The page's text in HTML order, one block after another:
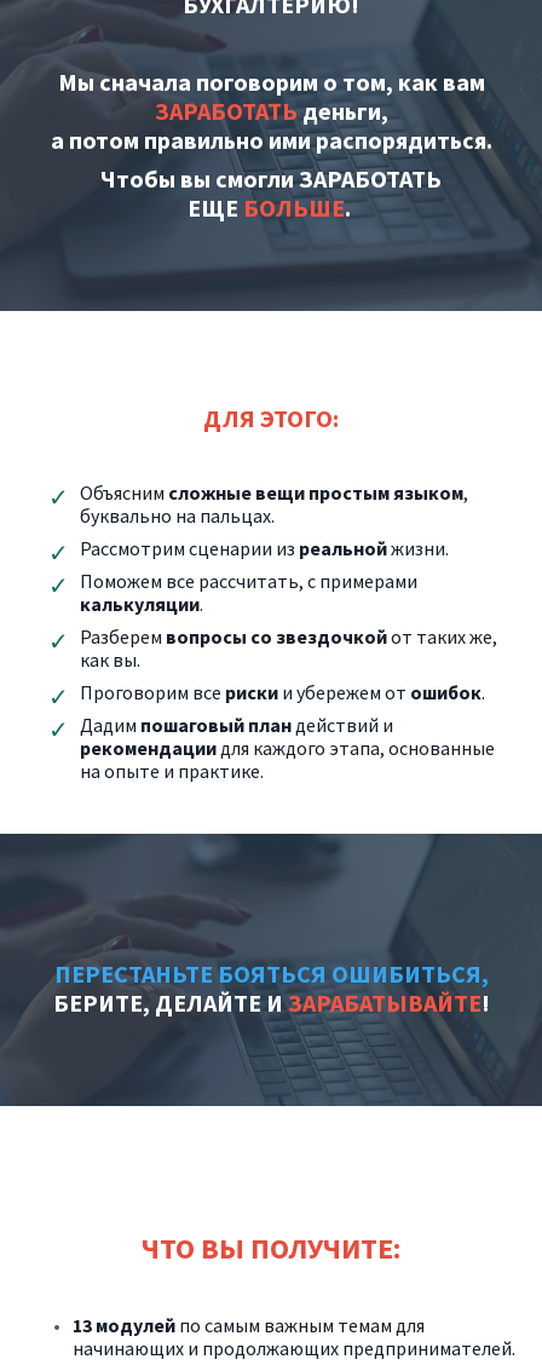
Мы сначала поговорим о том, как вам
ЗАРАБОТАТЬденьги,
а потом правильно ими распорядиться.
Чтобы вы смоглиЗАРАБОТАТЬ
ЕЩЕ БОЛЬШЕ.
ДЛЯ ЭТОГО:
Объясним сложные вещи простым языком,
буквально на пальцах.
Рассмотрим сценарии из реальнойжизни.
Поможем все рассчитать, с примерами
калькуляции.
Разберем вопросы со звездочкойот таких же,
как вы.
Проговорим все риски и убережем от ошибок.
Дадим пошаговый пландействий и
рекомендациидля каждого этапа, основанные
на опыте и практике.
ПЕРЕСТАНЬТЕ БОЯТЬСЯ ОШИБИТЬСЯ,
БЕРИТЕ, ДЕЛАЙТЕ ИЗАРАБАТЫВАЙТЕ!
ЧТО ВЫ ПОЛУЧИТЕ:
13 модулей по самым важным темам для
начинающих и продолжающих предпринимателей.